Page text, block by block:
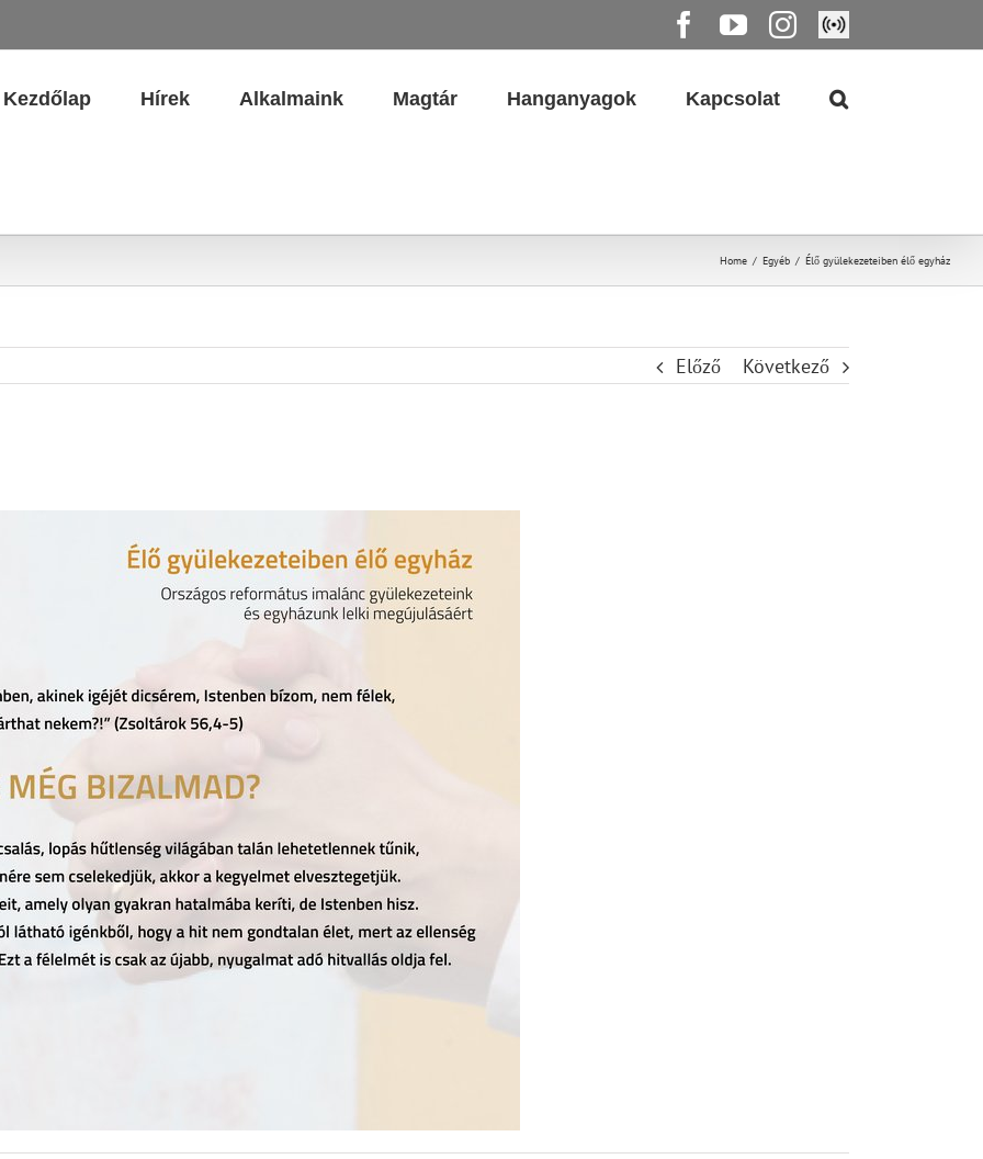
Facebook
YouTube
Instagram
Élő
közvetítés
Kezdőlap Hírek Alkalmaink Magtár Hanganyagok Kapcsolat
Home / Egyéb / Élő gyülekezeteiben élő egyház
Előző Következő